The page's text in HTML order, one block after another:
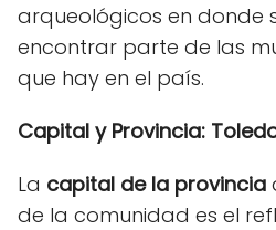
arqueológicos en donde
encontrar parte de las
que hay en el país.
Capital y Provincia:
La capital de la provincia
de la comunidad es el